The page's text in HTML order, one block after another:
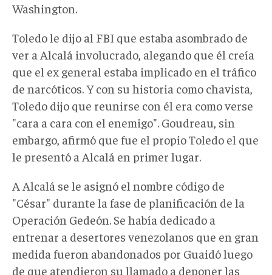
Washington.
Toledo le dijo al FBI que estaba asombrado de
ver a Alcalá involucrado, alegando que él creía
que el ex general estaba implicado en el tráfico
de narcóticos. Y con su historia como chavista,
Toledo dijo que reunirse con él era como verse
"cara a cara con el enemigo". Goudreau, sin
embargo, afirmó que fue el propio Toledo el que
le presentó a Alcalá en primer lugar.
A Alcalá se le asignó el nombre código de
"César" durante la fase de planificación de la
Operación Gedeón. Se había dedicado a
entrenar a desertores venezolanos que en gran
medida fueron abandonados por Guaidó luego
de que atendieron su llamado a deponer las